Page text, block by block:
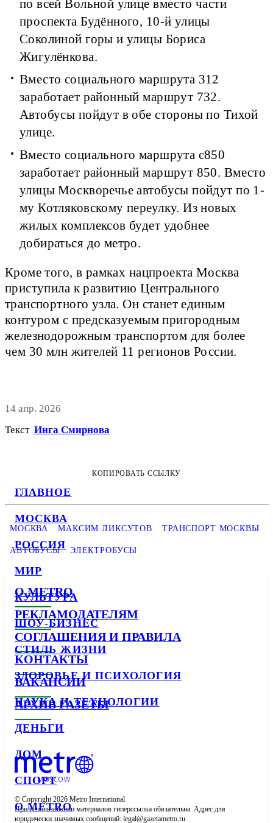
ГЛАВНОЕ
МОСКВА
РОССИЯ
МИР
КУЛЬТУРА
ШОУ-БИЗНЕС
СТИЛЬ ЖИЗНИ
ЗДОРОВЬЕ И ПСИХОЛОГИЯ
НАУКА И ТЕХНОЛОГИИ
ДЕНЬГИ
ДОМ
СПОРТ
О METRO
по всей Вольной улице вместо части
проспекта Будённого, 10-й улицы
Соколиной горы и улицы Бориса
Жигулёнкова.
Вместо социального маршрута 312
заработает районный маршрут 732.
Автобусы пойдут в обе стороны по Тихой
улице.
Вместо социального маршрута с850
заработает районный маршрут 850. Вместо
улицы Москворечье автобусы пойдут по 1-
му Котляковскому переулку. Из новых
жилых комплексов будет удобнее
добираться до метро.
Кроме того, в рамках нацпроекта Москва
приступила к развитию Центрального
транспортного узла. Он станет единым
контуром с предсказуемым пригородным
железнодорожным транспортом для более
чем 30 млн жителей 11 регионов России.
14 апр. 2026
Текст Инга Смирнова
КОПИРОВАТЬ ССЫЛКУ
МОСКВА МАКСИМ ЛИКСУТОВ ТРАНСПОРТ МОСКВЫ
АВТОБУСЫ ЭЛЕКТРОБУСЫ
О METRO
РЕКЛАМОДАТЕЛЯМ
СОГЛАШЕНИЯ И ПРАВИЛА
КОНТАКТЫ
ВАКАНСИИ
АРХИВ ГАЗЕТЫ
© Copyright 2026 Metro International
При использовании материалов гиперссылка обязательна. Адрес для
юридически значимых сообщений: